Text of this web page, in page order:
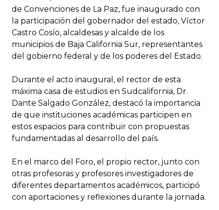
de Convenciones de La Paz, fue inaugurado con
la participación del gobernador del estado, Víctor
Castro Cosío, alcaldesas y alcalde de los
municipios de Baja California Sur, representantes
del gobierno federal y de los poderes del Estado.
Durante el acto inaugural, el rector de esta
máxima casa de estudios en Sudcalifornia, Dr.
Dante Salgado González, destacó la importancia
de que instituciones académicas participen en
estos espacios para contribuir con propuestas
fundamentadas al desarrollo del país.
En el marco del Foro, el propio rector, junto con
otras profesoras y profesores investigadores de
diferentes departamentos académicos, participó
con aportaciones y reflexiones durante la jornada.